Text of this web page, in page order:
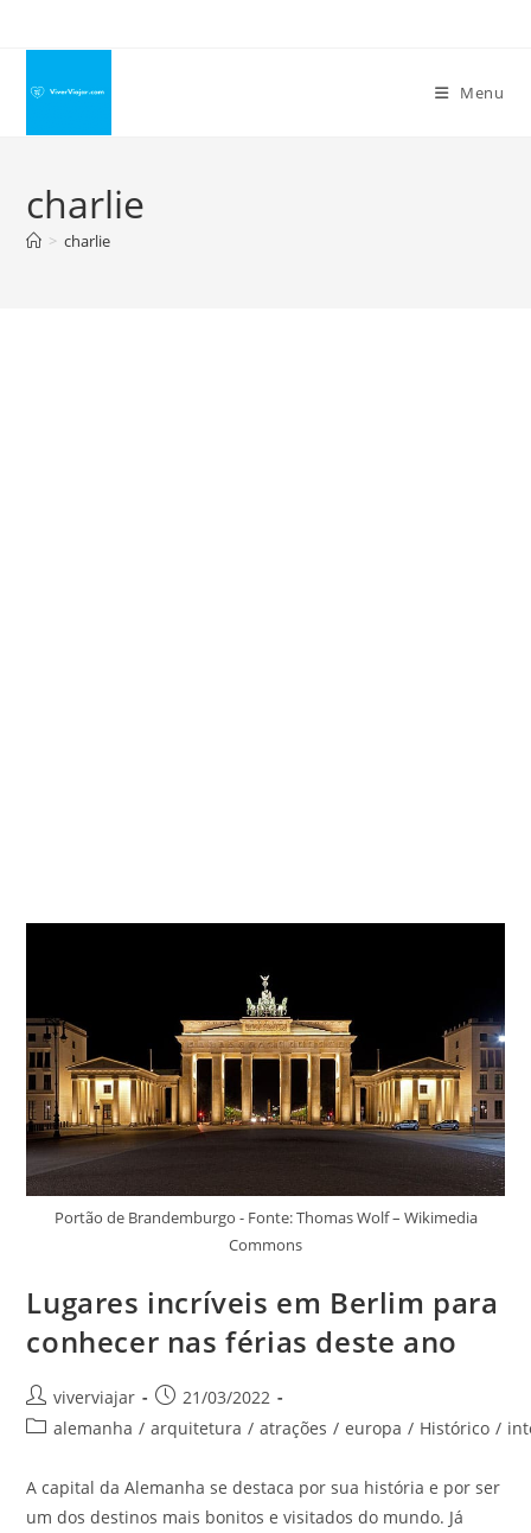
conteúdo
Menu
charlie
> charlie
Portão de Brandemburgo - Fonte: Thomas Wolf – Wikimedia
Commons
Lugares incríveis em Berlim para
conhecer nas férias deste ano
Autor
do
viverviajar
Post
publicado:
21/03/2022
Categoria
post:
alemanha / arquitetura / atrações / europa / Histórico /
A capital da Alemanha se destaca por sua história e por ser
um dos destinos mais bonitos e visitados do mundo. Já